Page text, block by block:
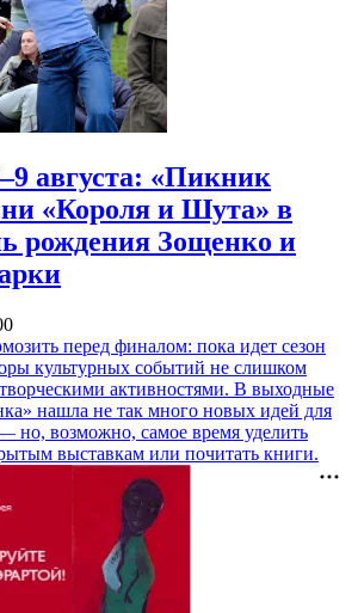
августа: «Пикник
«Короля и Шута» в
рождения Зощенко и
перед финалом: пока идет сезон
культурных событий не слишком
активностями. В выходные
нашла не так много новых идей для
но, возможно, самое время уделить
выставкам или почитать книги.